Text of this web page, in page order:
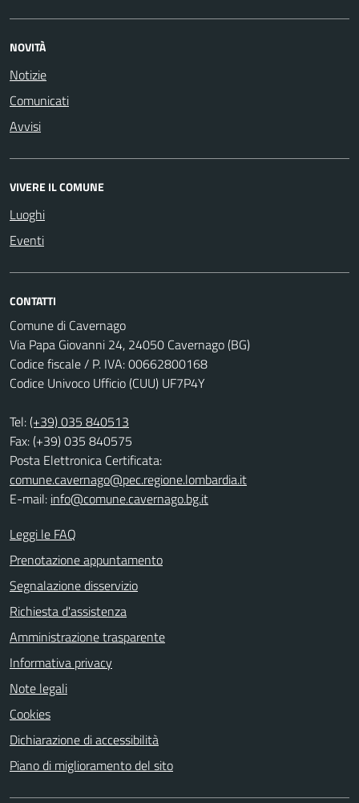
NOVITÀ
Notizie
Comunicati
Avvisi
VIVERE IL COMUNE
Luoghi
Eventi
CONTATTI
Comune di Cavernago
Via Papa Giovanni 24, 24050 Cavernago (BG)
Codice fiscale / P. IVA: 00662800168
Codice Univoco Ufficio (CUU) UF7P4Y
Tel:(+39) 035 840513
Fax: (+39) 035 840575
Posta Elettronica Certificata:
comune.cavernago@pec.regione.lombardia.it
E-mail: info@comune.cavernago.bg.it
Leggi le FAQ
Prenotazione appuntamento
Segnalazione disservizio
Richiesta d'assistenza
Amministrazione trasparente
Informativa privacy
Note legali
Cookies
Dichiarazione di accessibilità
Piano di miglioramento del sito